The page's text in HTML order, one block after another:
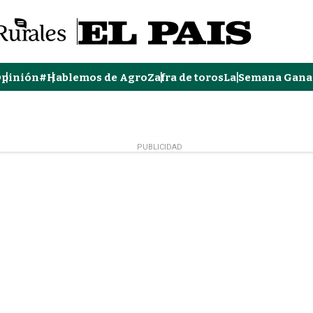
#Hablemos de AgroZafra de torosLa Semana
PUBLICIDAD